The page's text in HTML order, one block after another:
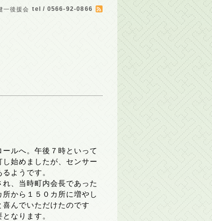
一後援会 tel / 0566-92-0866
ルへ。午後７時といって
始めましたが、センサー
ようです。
、当時町内会長であった
から１５０カ所に増やし
んでいただけたのです
なります。